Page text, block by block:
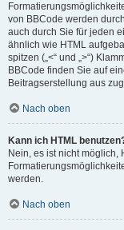
von BBCode werden
auch durch Sie für jeden
ähnlich wie HTML
spitzen („<“ und „>“)
BBCode finden Sie auf
Beitragserstellung aus
Nach oben
Kann ich HTML
Nein, es ist nicht möglich,
werden.
Nach oben